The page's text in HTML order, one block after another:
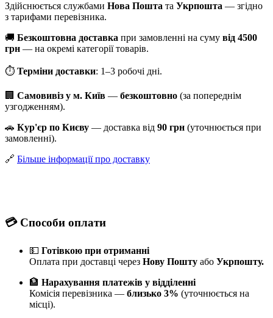
Здійснюється службами Нова Пошта та Укрпошта — згідно
з тарифами перевізника.
🚚 Безкоштовна доставка при замовленні на суму від 4500
грн — на окремі категорії товарів.
⏱ Терміни доставки: 1–3 робочі дні.
🏢 Самовивіз у м. Київ — безкоштовно (за попереднім
узгодженням).
🚗 Кур'єр по Києву — доставка від 90 грн (уточнюється при
замовленні).
🔗 Більше інформації про доставку
💳 Способи оплати
💵 Готівкою при отриманні
Оплата при доставці через Нову Пошту або Укрпошту.
🏦 Нарахування платежів у відділенні
Комісія перевізника — близько 3% (уточнюється на
місці).